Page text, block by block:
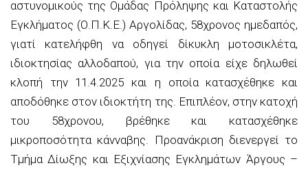
αστυνομικούς της Ομάδας Πρόληψης και Καταστολής
Εγκλήματος (Ο.Π.Κ.Ε.) Αργολίδας, 58χρονος ημεδαπός,
γιατί κατελήφθη να οδηγεί δίκυκλη μοτοσικλέτα,
ιδιοκτησίας αλλοδαπού, για την οποία είχε δηλωθεί
κλοπή την 11.4.2025 και η οποία κατασχέθηκε και
αποδόθηκε στον ιδιοκτήτη της. Επιπλέον, στην κατοχή
του 58χρονου, βρέθηκε και κατασχέθηκε
μικροποσότητα κάνναβης. Προανάκριση διενεργεί το
Τμήμα Δίωξης και Εξιχνίασης Εγκλημάτων Άργους –